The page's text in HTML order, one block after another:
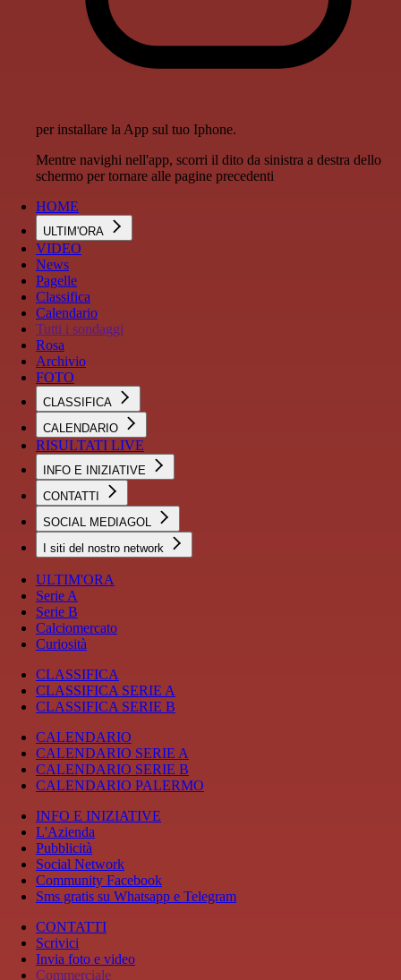
per installare la App sul tuo Iphone.
Mentre navighi nell'app, scorri il dito da sinistra a destra dello
schermo per tornare alle pagine precedenti
HOME
ULTIM'ORA
VIDEO
News
Pagelle
Classifica
Calendario
Tutti i sondaggi
Rosa
Archivio
FOTO
CLASSIFICA
CALENDARIO
RISULTATI LIVE
INFO E INIZIATIVE
CONTATTI
SOCIAL MEDIAGOL
I siti del nostro network
ULTIM'ORA
Serie A
Serie B
Calciomercato
Curiosità
CLASSIFICA
CLASSIFICA SERIE A
CLASSIFICA SERIE B
CALENDARIO
CALENDARIO SERIE A
CALENDARIO SERIE B
CALENDARIO PALERMO
INFO E INIZIATIVE
L'Azienda
Pubblicità
Social Network
Community Facebook
Sms gratis su Whatsapp e Telegram
CONTATTI
Scrivici
Invia foto e video
Commerciale